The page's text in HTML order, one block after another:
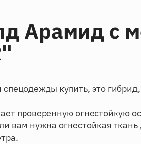
Арамид с
спецодежды купить, это
проверенную огнестойкую
вам нужна огнестойкая